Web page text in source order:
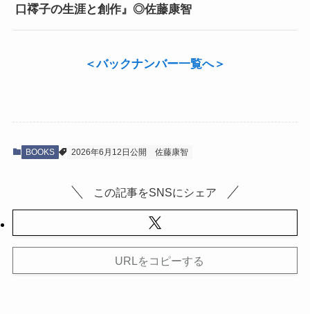
口䙥子の生涯と創作』◎佐藤康智
＜バックナンバー一覧へ＞
BOOKS 2026年6月12日公開 佐藤康智
この記事をSNSにシェア
URLをコピーする